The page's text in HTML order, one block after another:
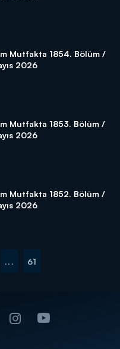
Mutfakta 1854. Bölüm /
2026
Mutfakta 1853. Bölüm /
2026
Mutfakta 1852. Bölüm /
2026
... 61